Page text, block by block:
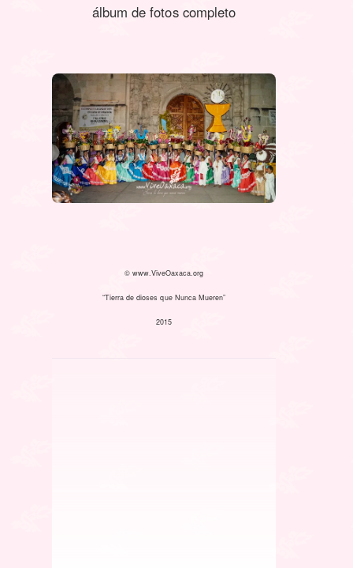
álbum de fotos completo
© www.ViveOaxaca.org
“Tierra de dioses que Nunca Mueren”
2015